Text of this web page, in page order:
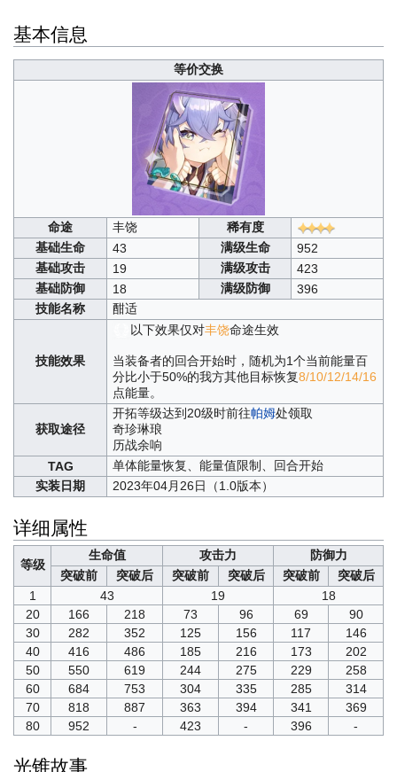
基本信息
等价交换
命途 丰饶
稀有度
基础生命
43 满级生命
952
基础攻击
19 满级攻击
423
基础防御
18 满级防御
396
技能名称
酣适
技能效果
以下效果仅对丰饶命途生效
当装备者的回合开始时，随机为1个当前能量百
分比小于50%的我方其他目标恢复8/10/12/14/16
点能量。
获取途径
开拓等级达到20级时前往帕姆处领取
奇珍琳琅
历战余响
TAG
单体能量恢复、能量值限制、回合开始
实装日期
2023年04月26日（1.0版本）
详细属性
等级
生命值 攻击力
防御力
突破前
突破后 突破前 突破后 突破前
突破后
1
43 19
18
20
166 218 73 96 69
90
30
282 352 125 156 117
146
40
416 486 185 216 173
202
50
550 619 244 275 229
258
60
684 753 304 335 285
314
70
818 887 363 394 341
369
80
952 - 423 - 396 -
光锥故事